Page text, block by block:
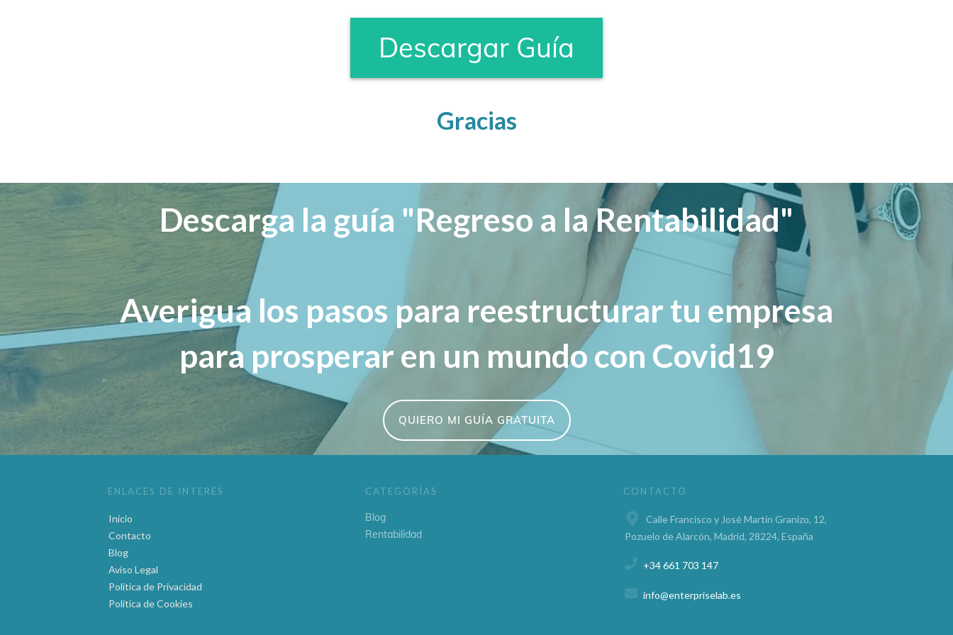
Descargar Guía
Gracias
Descarga la guía "Regreso a la Rentabilidad"
Averigua los pasos para reestructurar tu empresa
para prosperar en un mundo con Covid19
QUIERO MI GUÍA GRATUITA
ENLACES DE INTERÉS
Inicio
Contacto
Blog
Aviso Legal
Politica de Privacidad
Política de Cookies
CATEGORÍAS
Blog
Rentabilidad
CONTACTO
Calle Francisco y José Martín Granizo, 12,
Pozuelo de Alarcón, Madrid, 28224, España
+34 661 703 147
info@enterpriselab.es